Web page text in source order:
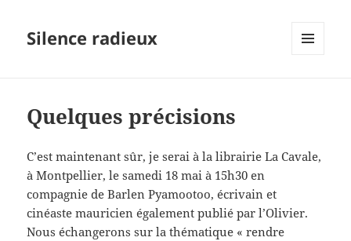
Silence radieux
Quelques précisions
C’est maintenant sûr, je serai à la librairie La Cavale,
à Montpellier, le samedi 18 mai à 15h30 en
compagnie de Barlen Pyamootoo, écrivain et
cinéaste mauricien également publié par l’Olivier.
Nous échangerons sur la thématique « rendre